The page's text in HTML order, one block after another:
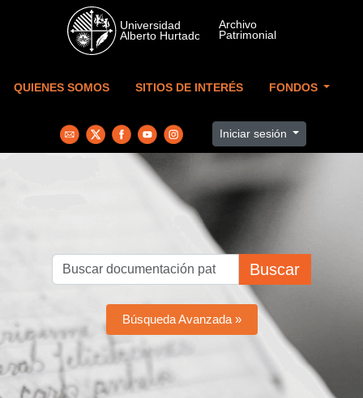
Skip to main content
QUIENES SOMOS SITIOS DE INTERÉS FONDOS
Iniciar sesión
Buscar
Búsqueda Avanzada »